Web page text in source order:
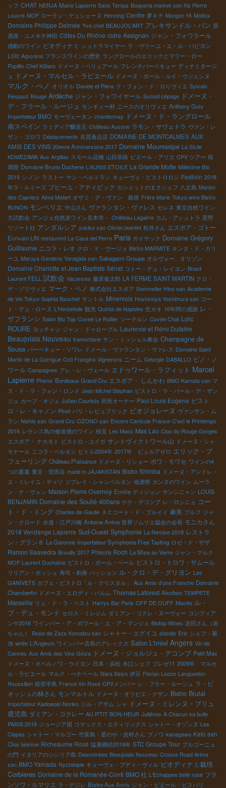
ッフ CHAT NERJA Marie Lapierre Sans Temps Boqueria market son fils Pierre
Louvre MOF ローラン・デュシェーヌ Henning Centre 夢キチ Morgon 16 Mottox
Domaine Philippe Delmée Yve chef BEAUJOL'ART アレキサンドル・バン 居
酒屋・ユメキチ神田 Côtes Du Rhône cidre Assignan ジャン・フォワラール
感動のワイン ビオディナミ シュトラマイヤー ラ・ヴリーユ・エ・ル・パピヨン
Loïc Aguyana フランスワインの歴史 ラングロールのエリックとマリー・ロー
Pupillin Chef Kôtaro ドメーヌ・ベリュアール フレンチバーベキュー ディナミタージ
ュ
ドメーヌ・マルセル・ラピエール ドメーヌ・ポール・ルイ・ウジェンヌ
マルク・ぺノ オリオル Davide et Piera ラ・フォン・ド・ロりヴィエ Syivain
Respaut Rouge Ardèche ジャン・フォワイヤール Sumoll cépage ドメーヌ・
デ・フラール・ルージュ モンギュー村 ニースのオリヴィエ Anthony Guix
Importateur BMO モーヴェータン chardonnay ドメーヌ・ド・ラングロール
南スペイン ラミディア醸造元 Château Ausone ラモン・サヴェドラ ヴァン・レ
ザン・ゴロワ Déplacements 良質食品店 DOMAINE DE MONTCALMES AUX
AMIS DES VINS 20eme Anniversaire 2017 Domaine Mouressipe La Sicile
KOMEZAWA Aux Argillas スモール品種 山田恭路 ピエール・アリエ CPV ツアー 桜
満開 Domaine Bruno Duchene L'AUNIS ETOILE La Grande Motte Millésime Bio
2019 シノン ラストー ヤン・ベルトラン キューヴェ・ビストロロジ Festivin 2018
年ラ・ルミーズ プピーユ・アティピック カシェットのまさシェフ 八丈島 Marion
des Capriers Alma Matert オザミ・デ・ヴァン 銀座 Frère Marie Tokyo wine Bistro
BUNON モンペリエ 中山さん ヴァランタン・ヴァレス セレネ 東京自然ワイン
大試飲会 アンジェ自然派ワイン見本市・ Château Lagairre カム・アシュトラ 星野
リゾート社 アンダルシア yukiko san OlivierJeantet 松井さん エスポア・ゴトー
Ecrivain LIN restaurent La Casa del Perro Paris ガイヤック Domaine Grégory
Guillaume ニコラ・レオ クロ・ド・ヴージョ Bistro MARMITE キンタ・ド・カリ
ーユ Maruya Gardens Yanagida san Sakagami Groupe オルヴォー、オリゾン
Domaine Charlotte et Jean Baptiste Sénat コトー・デュ・レイヨン Brasil
Laurent FELL 試飲会 Vacances 藤原俊太郎 LA FERME SAINT MARTIN クロ・
デ・ゾリヴィエ マーク・ペノ 株式会社エスポア Sommelier Hino san Academie
de Vin Tokyo Sophia Bauchet サントル Minervois Hoshinoya Yoshimura san コー
ト・デュ・ローヌ L'Herbefolle 観光 Quinta de Napoles 生カキ 10年間の感謝 レ・
ザフランシ Salon Bio Top Cuveé Le Rollier ソーテルン Cuvée Chat Loïc
ROURE ヨッチャン ジャン・ドゥローブル Laurence et Rémi Dufaitre
Beaujolais Nouveau tramontane サン・ミッシェル教会 Champagne de
Sousa バーベキュー・ソワレ ドメール・ヴァランタン・ヴァレス Domaine Saint
Martin de La Garrigue Ozil Frangins Vignerons ニーム Géorgie DABALLO ピノ・ノ
ワール Campagnes アレ・レ・ヴェール エドゥワール・ラフィット Marcel
Lapierre Phenix Bordeaux Grand Cru エスポア・ しんかわ BMO Kamata san マ
ス・ド・ラ・フォン・ロンド Jean Michel Stephan ビストロ・ラ・パール・デ・ザン
ジュ カーブ・オジェ Julien Courtois 田所オーナー Paul Louis Eugene ビスト
ロ・レ・キャノン Pinot パリ・レピュブリック ビオジョレーヌ ヴァンサン・ム
ラン Nishio san Grand Cru OZONO san Encore Canicule France C'est le Printemps
2016 レランス島の修道僧のワイン 桜見 Les Maoù Mas Lau Clos du Rouge Gorges
エスポア・ ナカモト ビストロ・ユイガ サントヴィクトワール山 ドメーヌ・シャ
モナール ニコラ・ベルタン ピトル2004年 2017年 ビュルアゼロ エリック・プ
フェーリング Château Plaisance ドメーヌ・リショー ボワ・モワセ ワインの4
つの要素 東京・世田谷 made in JAJAKISTAN Bistro Shimba ドメーヌ・アンドレ・
エ・ミレイユ・ティソ ジブレイ・シャンベルタン 地酒祭 カンヌのワイン ムーラ
ン・ナ・ヴォン Maison Pierre Overnoy Emilie ディジョン サンシニャン LOUIS
BENJAMIN Domaine des Soulié 400ans ケケ・デコンブ レ・ロシニョ コー
ト・ド・トング Charles de Gaulle ＡＣコート・ド・ブルイイ 麻美 プルフ ジャ
ン・クロード 水道・江戸川橋 Antoine Aréna 世界ソムリエ協会の会長 モニカさん
2018 Vendange Lapierre Sud-Ouest Symphonie La Remise 2018 レストラ
ン・グラン８ La Garonne Importateur Symphonie Free Tasting ロゼ・ド・ザザ
Ramon Saavedra Brouilly 2017 Prieure Roch La Mise au Verre ジャン・マルク
MOF Laurent Duchaîne ビストロ・ポール・ベール ビストロ・トロワ・ザムール
リリアン・ボッシュ 寿司・刺身 パッション ル・クロ・デ・グリヨン Les
GANIVETS カフェ・ビストロ「ル・クリスタル」 Aux Amis d’une Franche Domaine
Chambertin ドメーヌ・エロディ・バルム Thomas Laforest Akoibon TEMPETE
Marseille リュ・ド・ラ・ペスト Harrys Bar Paris OFF DE OUFF Macéo ル・
ブ・デュ・モンド セロス・ミレジム ダミアン・コクレ・ヌーヴォー コンフィア
ンサ2016 ワインバー・ア・ボワール・エ・ア・マンジェ Biotop Wines 岩田さん（岩
ちゃん）
Rose de Zaza Komatsu san シャトー・エグイユ stands Eric シェフ・菊
池 white L'Angevin ワインバー店長のアレックス Salon L'irréel Angers Vin de
Cannes Aux Amis des Vins Ginza ドメーヌ・ジョルジュ・デコンブ Petit Max
ドメーヌ・オベルノワ・ウイヨン 日本・浜松 水口シェフ ブレゼ11 2009年 マルセ
ル・ラピエール マルク・ぺナベール Nara Seiya 伊豆 Florian Looze Languedoc-
Roussillon 能登半島 France Vin Rosé CPVメンバー レ・フラー・ルージュ ラ・ピ
オッシュの林さん モンマルトル ドメーヌ・オリビエ・クザン Bistro Brutal
Importateur Kadowaki Noriko ジル・アザム シャ ドメーヌ・ミレンヌ・ブリュ
鹿児島 ダミアン・コクレー AU P'TIT BON-HEUR Juliénas A Chacun sa bulle
PARIS 2019 ジョージア国 コマックス・エティリックス シャトー・オゾンヌ Les
Clapas シャトー・マルゴー 竹富島・星のや・吉村さん ブノワ kanagawa Kato san
Clos léonine Richeaume Rosé 猛暑継続2018年 STC Groupe Tour ブルゴーニュ
の門 イタリアのシシリア島 Descombes Beaujolais Nouveau Crosse Road Arima
san BMO Yamada Nyctalopie キューヴェ・ブディ・ヴィル ビオディナミ栽培
Corbieres Domaine de la Romanée-Conti BMO 社 L'Echappee belle rosé フラ
ンソワ・ルマリエ ラ・デジレ Bistro Aux Amis ジャン・ピエール・ビスパリ